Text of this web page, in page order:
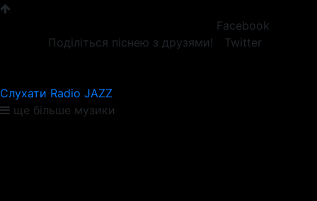
Поділіться піснею з друзями!
Facebook
Twitter
Слухати Radio JAZZ
ще більше музики